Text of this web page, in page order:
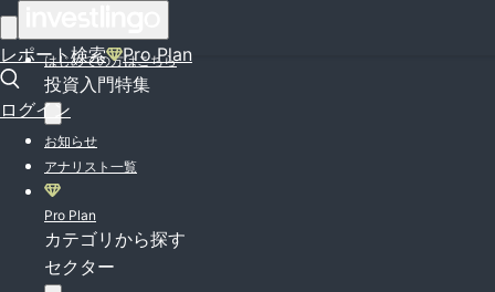
レポート検索 Pro Plan
ログイン
はじめての方はこちら
投資入門特集
お知らせ
アナリスト一覧
Pro Plan
カテゴリから探す
セクター